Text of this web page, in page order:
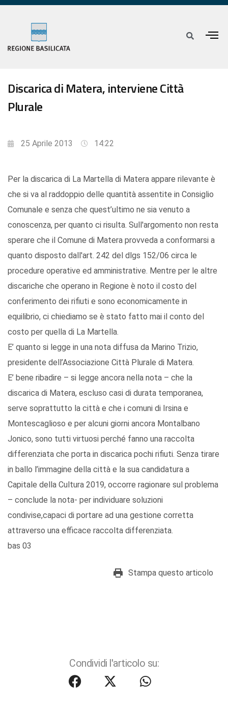
Discarica di Matera, interviene Città
Plurale
25 Aprile 2013 14:22
Per la discarica di La Martella di Matera appare rilevante è
che si va al raddoppio delle quantità assentite in Consiglio
Comunale e senza che quest’ultimo ne sia venuto a
conoscenza, per quanto ci risulta. Sull'argomento non resta
sperare che il Comune di Matera provveda a conformarsi a
quanto disposto dall'art. 242 del dlgs 152/06 circa le
procedure operative ed amministrative. Mentre per le altre
discariche che operano in Regione è noto il costo del
conferimento dei rifiuti e sono economicamente in
equilibrio, ci chiediamo se è stato fatto mai il conto del
costo per quella di La Martella.
E’ quanto si legge in una nota diffusa da Marino Trizio,
presidente dell’Associazione Città Plurale di Matera.
E’ bene ribadire – si legge ancora nella nota – che la
discarica di Matera, escluso casi di durata temporanea,
serve soprattutto la città e che i comuni di Irsina e
Montescaglioso e per alcuni giorni ancora Montalbano
Jonico, sono tutti virtuosi perché fanno una raccolta
differenziata che porta in discarica pochi rifiuti. Senza tirare
in ballo l’immagine della città e la sua candidatura a
Capitale della Cultura 2019, occorre ragionare sul problema
– conclude la nota- per individuare soluzioni
condivise,capaci di portare ad una gestione corretta
attraverso una efficace raccolta differenziata.
bas 03
Stampa questo articolo
Condividi l'articolo su: